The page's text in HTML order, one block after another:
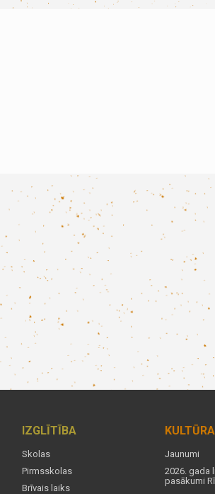
IZGLĪTĪBA
Skolas
Pirmsskolas
Brīvais laiks
KULTŪRA
Jaunumi
2026. gada
pasākumi